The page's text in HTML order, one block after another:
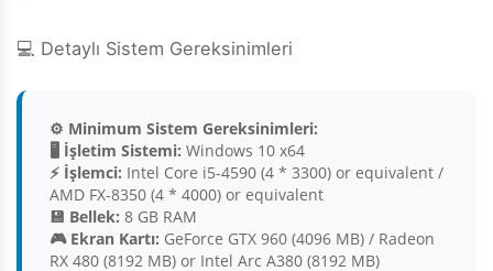
💻 Detaylı Sistem Gereksinimleri
⚙️ Minimum Sistem Gereksinimleri:
🖥️ İşletim Sistemi: Windows 10 x64
⚡ İşlemci: Intel Core i5-4590 (4 * 3300) or equivalent /
AMD FX-8350 (4 * 4000) or equivalent
💾 Bellek: 8 GB RAM
🎮 Ekran Kartı: GeForce GTX 960 (4096 MB) / Radeon
RX 480 (8192 MB) or Intel Arc A380 (8192 MB)